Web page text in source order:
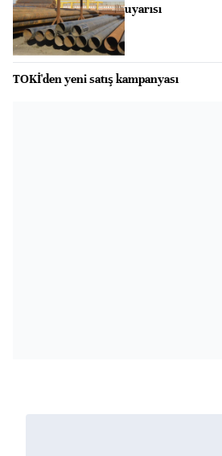
uyarısı
TOKİ'den yeni satış kampanyası